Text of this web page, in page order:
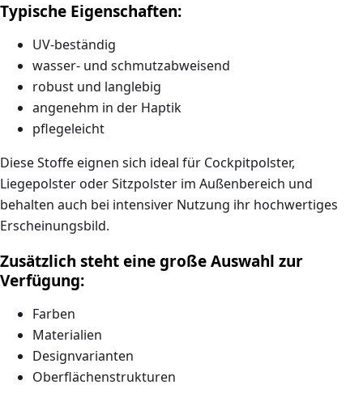
Typische Eigenschaften:
UV-beständig
wasser- und schmutzabweisend
robust und langlebig
angenehm in der Haptik
pflegeleicht
Diese Stoffe eignen sich ideal für Cockpitpolster,
Liegepolster oder Sitzpolster im Außenbereich und
behalten auch bei intensiver Nutzung ihr hochwertiges
Erscheinungsbild.
Zusätzlich steht eine große Auswahl zur
Verfügung:
Farben
Materialien
Designvarianten
Oberflächenstrukturen